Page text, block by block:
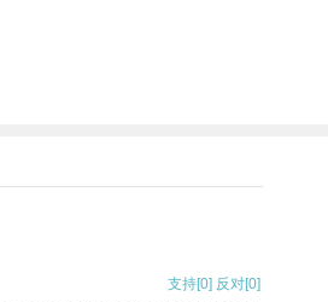
支持[0] 反对[0]